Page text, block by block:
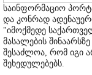
საინფორმაციო
და კონრად
"იმოქმედე
მასალების
შესაძლოა, რომ იგი
შეხედულებებს.